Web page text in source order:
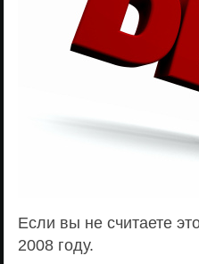
Если вы не считаете
2008 году.